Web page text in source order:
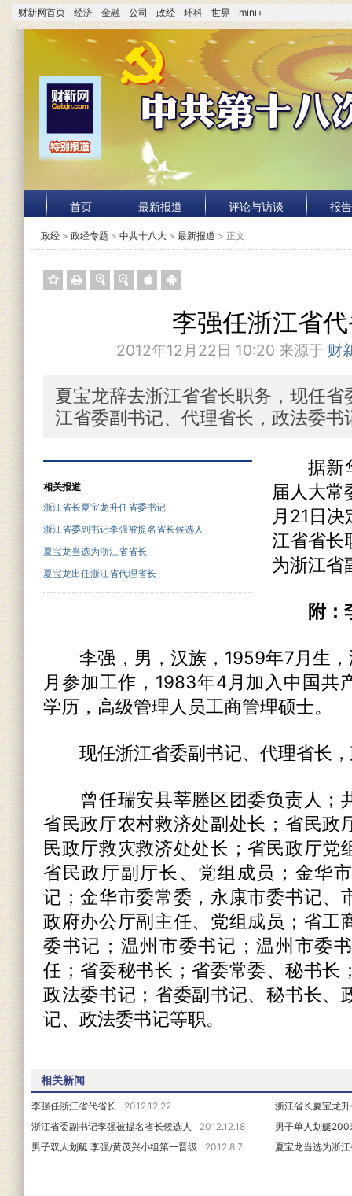
财新网首页 经济 金融 公司 政经 环科 世界 mini+
首页 最新报道 评论与访谈 报
政经 > 政经专题 > 中共十八大 > 最新报道 > 正文
李强任浙江省
2012年12月22日 10:20 来源于 财
夏宝龙辞去浙江省省长职务，现任省
江省委副书记、代理省长，政法委书
相关报道
浙江省长夏宝龙升任省委书记
浙江省委副书记李强被提名省长候选人
夏宝龙当选为浙江省省长
夏宝龙出任浙江省代理省长
据新华
届人大常
月21日
江省省长
为浙江省
附：
李强，男，汉族，1959年7月生，
月参加工作，1983年4月加入中国共
学历，高级管理人员工商管理硕士。
现任浙江省委副书记、代理省长，
曾任瑞安县莘塍区团委负责人；
省民政厅农村救济处副处长；省民政
民政厅救灾救济处处长；省民政厅党
省民政厅副厅长、党组成员；金华
记；金华市委常委，永康市委书记、
政府办公厅副主任、党组成员；省工
委书记；温州市委书记；温州市委
任；省委秘书长；省委常委、秘书长
政法委书记；省委副书记、秘书长、
记、政法委书记等职。
相关新闻
李强任浙江省代省长 2012.12.22
浙江省长夏宝龙
浙江省委副书记李强被提名省长候选人
2012.12.18
男子单人划艇
男子双人划艇 李强/黄茂兴小组第一晋级
2012.8.7 夏宝龙当选为浙